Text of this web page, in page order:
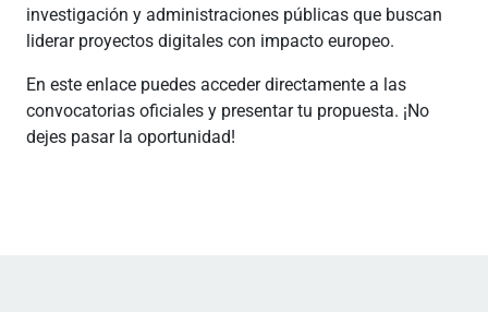
investigación y administraciones públicas que buscan
liderar proyectos digitales con impacto europeo.
En este enlace puedes acceder directamente a las
convocatorias oficiales y presentar tu propuesta. ¡No
dejes pasar la oportunidad!